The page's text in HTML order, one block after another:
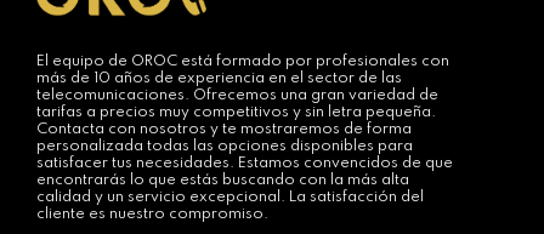
El equipo de OROC está formado por profesionales con
más de 10 años de experiencia en el sector de las
telecomunicaciones. Ofrecemos una gran variedad de
tarifas a precios muy competitivos y sin letra pequeña.
Contacta con nosotros y te mostraremos de forma
personalizada todas las opciones disponibles para
satisfacer tus necesidades. Estamos convencidos de que
encontrarás lo que estás buscando con la más alta
calidad y un servicio excepcional. La satisfacción del
cliente es nuestro compromiso.